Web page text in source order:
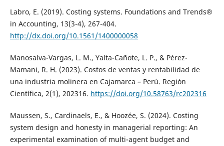
Labro, E. (2019). Costing systems. Foundations and Trends®
in Accounting, 13(3-4), 267-404.
http://dx.doi.org/10.1561/1400000058
Manosalva-Vargas, L. M., Yalta-Cañote, L. P., & Pérez-
Mamani, R. H. (2023). Costos de ventas y rentabilidad de
una industria molinera en Cajamarca – Perú. Región
Científica, 2(1), 202316. https://doi.org/10.58763/rc202316
Maussen, S., Cardinaels, E., & Hoozée, S. (2024). Costing
system design and honesty in managerial reporting: An
experimental examination of multi-agent budget and